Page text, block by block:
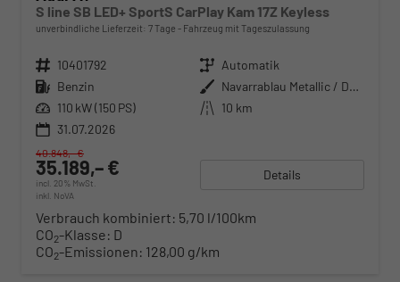
S line SB LED+ SportS CarPlay Kam 17Z Keyless
unverbindliche Lieferzeit: 7 Tage Fahrzeug mit Tageszulassung
Fahrzeugnr. 10401792 Getriebe Automatik
Kraftstoff Benzin Außenfarbe
Navarrablau Metallic / Dachfarbe
Leistung 110 kW (150 PS) Kilometerstand 10 km
31.07.2026
35.189,– €
incl. 20% MwSt.
inkl. NoVA
40.848,– €
Details
Verbrauch kombiniert: 5,70 l/100km
CO2-Klasse: D
CO2-Emissionen: 128,00 g/km